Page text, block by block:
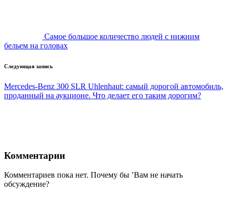
Самое большое количество людей с нижним
бельем на головах
Следующая запись
Mercedes-Benz 300 SLR Uhlenhaut: самый дорогой автомобиль,
проданный на аукционе. Что делает его таким дорогим?
Комментарии
Комментариев пока нет. Почему бы ’Вам не начать
обсуждение?